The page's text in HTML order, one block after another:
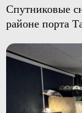
Спутниковые
районе порта